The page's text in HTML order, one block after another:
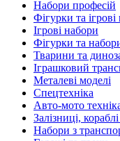
Набори професій
Фігурки та
Ігрові набори
Фігурки та
Тварини та
Іграшковий
Металеві моделі
Спецтехніка
Авто-мото
Залізниці, кораблі
Набори з